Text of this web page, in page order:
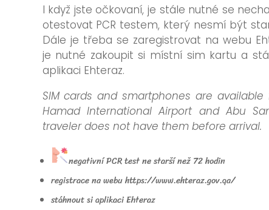
I když jste očkovaní, je stále nutné se
otestovat PCR testem, který nesmí být
Dále je třeba se zaregistrovat na webu
je nutné zakoupit si místní sim kartu a
aplikaci Ehteraz.
SIM cards and smartphones are
Hamad International Airport and Abu
traveler does not have them before arrival.
negativní PCR test ne starší než 72 hodin
registrace na webu https://www.ehteraz.gov.qa/
stáhnout si aplikaci Ehteraz